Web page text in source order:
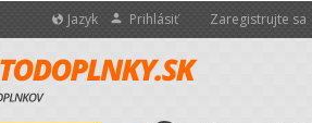
Jazyk Prihlásiť Zaregistrujte sa